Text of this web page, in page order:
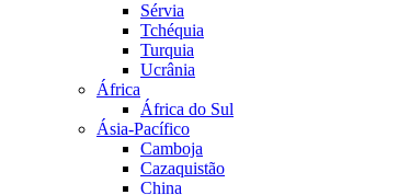
Sérvia
Tchéquia
Turquia
Ucrânia
África
África do Sul
Ásia-Pacífico
Camboja
Cazaquistão
China